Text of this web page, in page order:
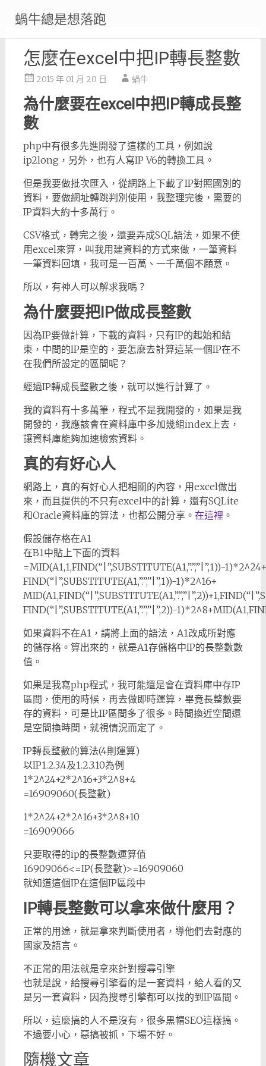
content
蝸牛總是想落跑
怎麼在excel中把IP轉長整數
2015 年 01 月 20 日 蝸牛
為什麼要在excel中把IP轉成長整
數
php中有很多先進開發了這樣的工具，例如說
ip2long，另外，也有人寫IP V6的轉換工具。
但是我要做批次匯入，從網路上下載了IP對照國別的
資料，要做網址轉跳判別使用，我整理完後，需要的
IP資料大約十多萬行。
CSV格式，轉完之後，還要弄成SQL語法，如果不使
用excel來算，叫我用建資料的方式來做，一筆資料
一筆資料回填，我可是一百萬、一千萬個不願意。
所以，有神人可以解求我嗎？
為什麼要把IP做成長整數
因為IP要做計算，下載的資料，只有IP的起始和結
束，中間的IP是空的，要怎麼去計算這某一個IP在不
在我們所設定的區間呢？
經過IP轉成長整數之後，就可以進行計算了。
我的資料有十多萬筆，程式不是我開發的，如果是我
開發的，我應該會在資料庫中多加幾組index上去，
讓資料庫能夠加速檢索資料。
真的有好心人
網路上，真的有好心人把相關的內容，用excel做出
來，而且提供的不只有excel中的計算，還有SQLite
和Oracle資料庫的算法，也都公開分享。 在這裡 。
假設儲存格在A1
在B1中貼上下面的資料
=MID(A1,1,FIND(“|”,SUBSTITUTE(A1,”.”,”|”,1))-
FIND(“|”,SUBSTITUTE(A1,”.”,”|”,1))-1)*2^16+
FIND(“|”,SUBSTITUTE(A1,”.”,”|”,2))-
如果資料不在A1，請將上面的語法，A1改成所對應
的儲存格。算出來的，就是A1存儲格中IP的長整數數
值。
如果是我寫php程式，我可能還是會在資料庫中存IP
區間，使用的時候，再去做即時運算，畢竟長整數要
存的資料，可是比IP區間多了很多。時間換近空間還
是空間換時間，就視情況而定了。
IP轉長整數的算法(4則運算)
以IP1.2.3.4及1.2.3.10為例
1*2^24+2*2^16+3*2^8+4
=16909060(長整數)
1*2^24+2*2^16+3*2^8+10
=16909066
只要取得的ip的長整數運算值
16909066<=IP(長整數)>=16909060
就知道這個IP在這個IP區段中
IP轉長整數可以拿來做什麼用？
正常的用途，就是拿來判斷使用者，導他們去對應的
國家及語言。
不正常的用法就是拿來針對搜尋引擎
也就是說，給搜尋引擎看的是一套資料，給人看的又
是另一套資料，因為搜尋引擎都可以找的到IP區間。
所以，這麼搞的人不是沒有，很多黑帽SEO這樣搞。
不過要小心，惡搞被抓，下場不好。
隨機文章